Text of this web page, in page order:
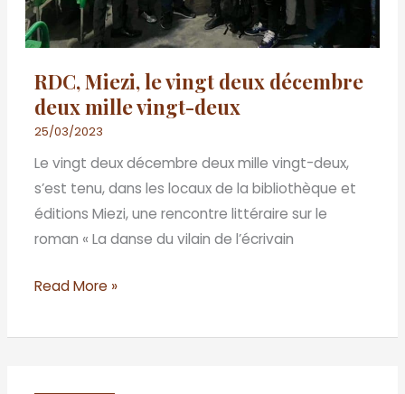
RDC, Miezi, le vingt deux décembre
deux mille vingt-deux
25/03/2023
Le vingt deux décembre deux mille vingt-deux,
s’est tenu, dans les locaux de la bibliothèque et
éditions Miezi, une rencontre littéraire sur le
roman « La danse du vilain de l’écrivain
vingt-
deux
Read More »